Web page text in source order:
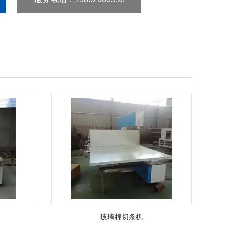
玻璃棉切条机